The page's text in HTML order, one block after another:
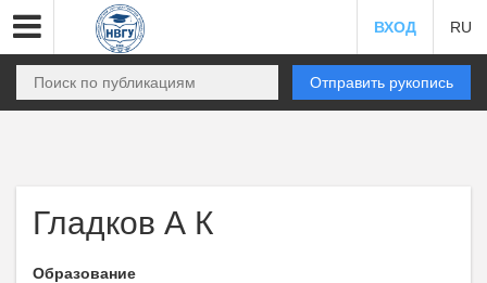
ВХОД RU
Отправить рукопись
Гладков А К
Образование